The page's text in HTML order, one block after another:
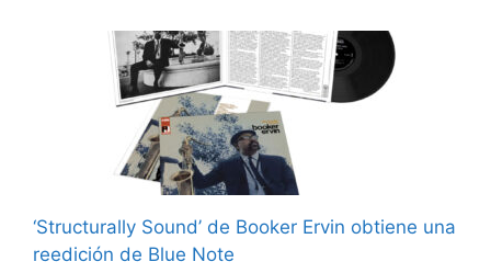
‘Structurally Sound’ de Booker Ervin obtiene una
reedición de Blue Note